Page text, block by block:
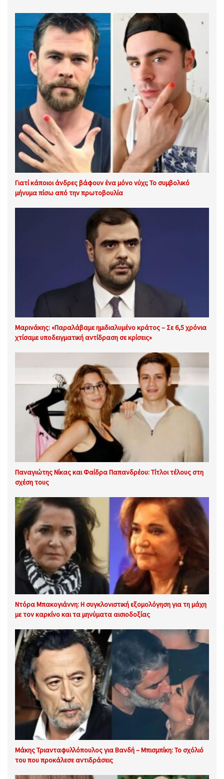
Γιατί κάποιοι άνδρες βάφουν ένα μόνο νύχι; Το συμβολικό
μήνυμα πίσω από την πρωτοβουλία
Μαρινάκης: «Παραλάβαμε ημιδιαλυμένο κράτος – Σε 6,5 χρόνια
χτίσαμε υποδειγματική αντίδραση σε κρίσεις»
Παναγιώτης Νίκας και Φαίδρα Παπανδρέου: Τίτλοι τέλους στη
σχέση τους
Ντόρα Μπακογιάννη: Η συγκλονιστική εξομολόγηση για τη μάχη
με τον καρκίνο και τα μηνύματα αισιοδοξίας
Μάκης Τριανταφυλλόπουλος για Βανδή – Μπισμπίκη: Το σχόλιό
του που προκάλεσε αντιδράσεις